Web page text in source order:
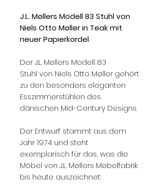
J.L. Møllers Modell 83 Stuhl von
Niels Otto Møller in Teak mit
neuer Papierkordel
Der J.L. Møllers Modell 83
Stuhl von Niels Otto Møller gehört
zu den besonders eleganten
Esszimmerstühlen des
dänischen Mid-Century Designs.
Der Entwurf stammt aus dem
Jahr 1974 und steht
exemplarisch für das, was die
Möbel von J.L. Møllers Møbelfabrik
bis heute auszeichnet: